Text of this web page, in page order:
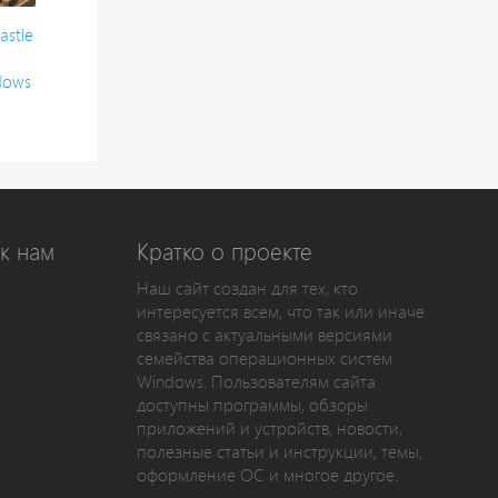
нам Кратко о проекте
Наш сайт создан для тех, кто
интересуется всем, что так или иначе
связано с актуальными версиями
семейства операционных систем
Windows. Пользователям сайта
доступны программы, обзоры
приложений и устройств, новости,
полезные статьи и инструкции, темы,
оформление ОС и многое другое.